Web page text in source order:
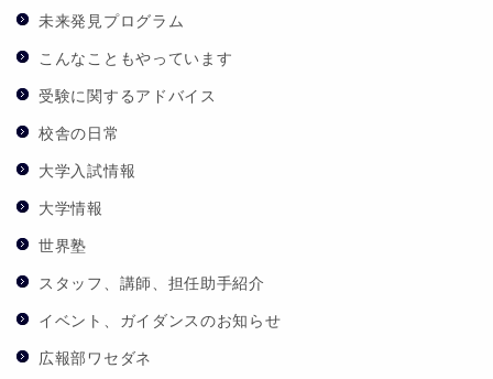
未来発見プログラム
こんなこともやっています
受験に関するアドバイス
校舎の日常
大学入試情報
大学情報
世界塾
スタッフ、講師、担任助手紹介
イベント、ガイダンスのお知らせ
広報部ワセダネ